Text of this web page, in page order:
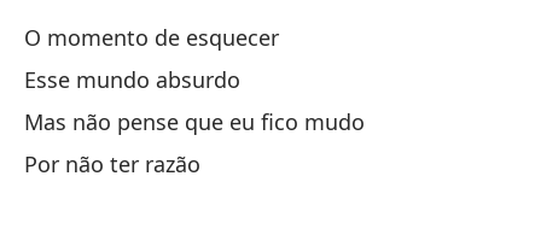
O momento de esquecer
Esse mundo absurdo
Mas não pense que eu fico mudo
Por não ter razão